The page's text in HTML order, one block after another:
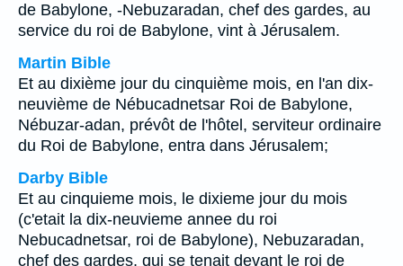
de Babylone, -Nebuzaradan, chef des gardes, au
service du roi de Babylone, vint à Jérusalem.
Martin Bible
Et au dixième jour du cinquième mois, en l'an dix-
neuvième de Nébucadnetsar Roi de Babylone,
Nébuzar-adan, prévôt de l'hôtel, serviteur ordinaire
du Roi de Babylone, entra dans Jérusalem;
Darby Bible
Et au cinquieme mois, le dixieme jour du mois
(c'etait la dix-neuvieme annee du roi
Nebucadnetsar, roi de Babylone), Nebuzaradan,
chef des gardes, qui se tenait devant le roi de